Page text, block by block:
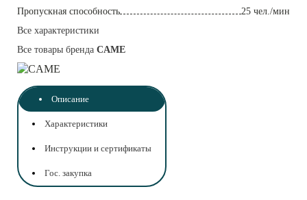
Пропускная способность
25 чел./мин
Все характеристики
Все товары бренда CAME
Описание
Характеристики
Инструкции и сертификаты
Гос. закупка